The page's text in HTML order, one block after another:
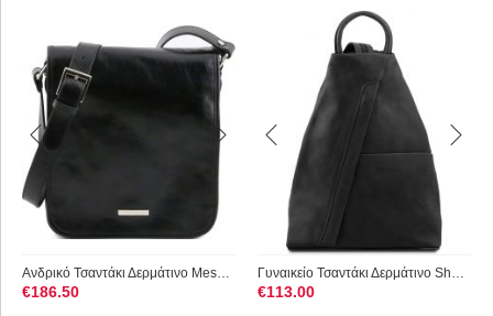
Ανδρικό Τσαντάκι Δερμάτινο Messenger TL141255 Μαύρο Tuscany L...
€186.50
Γυναικείο Τσαντάκι Δερμάτινο Shanghai TL140963 Μαύρο Tuscany ...
€113.00